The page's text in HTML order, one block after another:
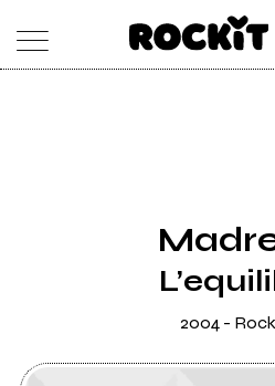
2004 -